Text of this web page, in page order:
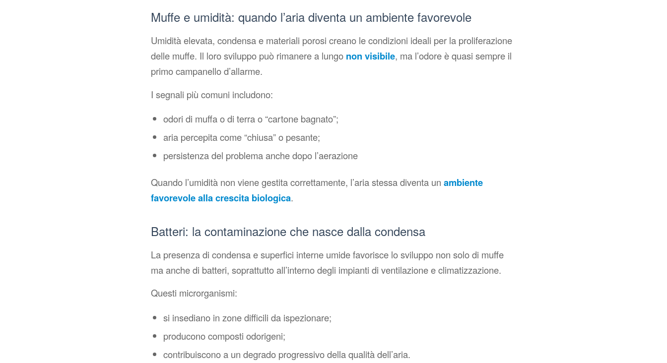
Muffe e umidità: quando l’aria diventa un ambiente favorevole
Umidità elevata, condensa e materiali porosi creano le condizioni ideali per la proliferazione
delle muffe. Il loro sviluppo può rimanere a lungo non visibile, ma l’odore è quasi sempre il
primo campanello d’allarme.
I segnali più comuni includono:
odori di muffa o di terra o “cartone bagnato”;
aria percepita come “chiusa” o pesante;
persistenza del problema anche dopo l’aerazione
Quando l’umidità non viene gestita correttamente, l’aria stessa diventa un ambiente
favorevole alla crescita biologica.
Batteri: la contaminazione che nasce dalla condensa
La presenza di condensa e superfici interne umide favorisce lo sviluppo non solo di muffe
ma anche di batteri, soprattutto all’interno degli impianti di ventilazione e climatizzazione.
Questi microrganismi:
si insediano in zone difficili da ispezionare;
producono composti odorigeni;
contribuiscono a un degrado progressivo della qualità dell’aria.